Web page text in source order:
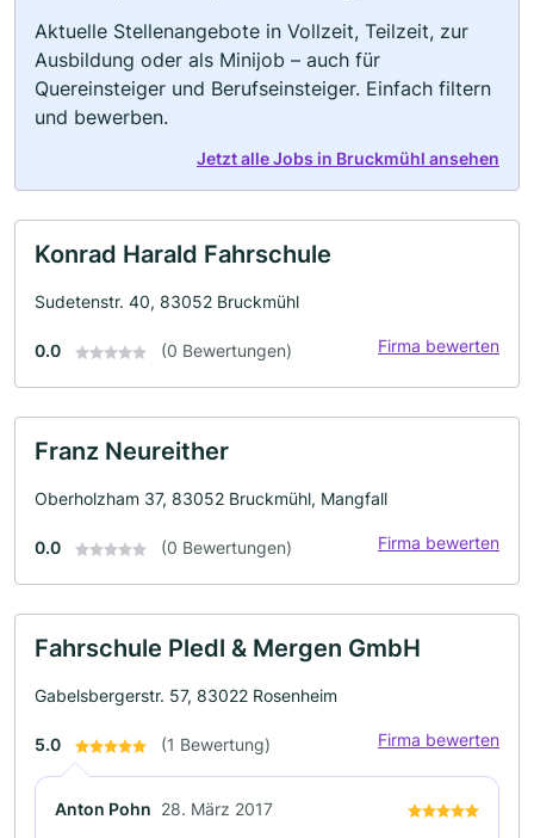
Aktuelle Stellenangebote in Vollzeit, Teilzeit, zur
Ausbildung oder als Minijob – auch für
Quereinsteiger und Berufseinsteiger. Einfach filtern
und bewerben.
Jetzt alle Jobs in Bruckmühl ansehen
Konrad Harald Fahrschule
Sudetenstr. 40, 83052 Bruckmühl
0.0 (0 Bewertungen) Firma bewerten
Franz Neureither
Oberholzham 37, 83052 Bruckmühl, Mangfall
0.0 (0 Bewertungen) Firma bewerten
Fahrschule Pledl & Mergen GmbH
Gabelsbergerstr. 57, 83022 Rosenheim
5.0 (1 Bewertung) Firma bewerten
Anton Pohn 28. März 2017